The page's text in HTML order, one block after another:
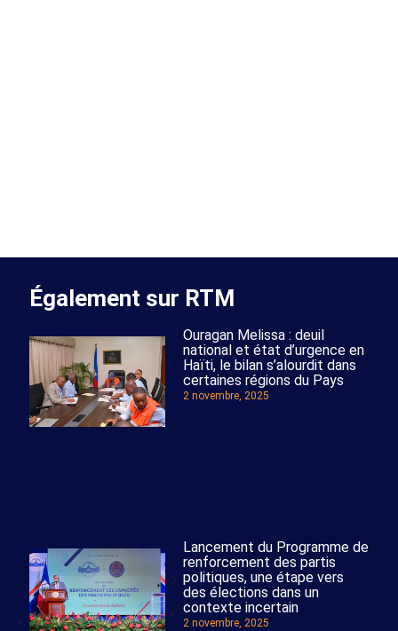
Également sur RTM
Ouragan Melissa : deuil
national et état d’urgence en
Haïti, le bilan s’alourdit dans
certaines régions du Pays
2 novembre, 2025
Lancement du Programme de
renforcement des partis
politiques, une étape vers
des élections dans un
contexte incertain
2 novembre, 2025